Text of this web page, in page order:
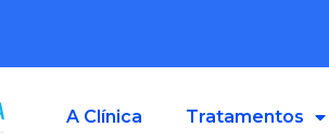
A Clínica Tratamentos